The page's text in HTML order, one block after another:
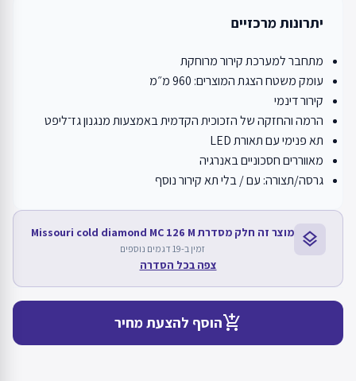
יתרונות מרכזיים
מתחבר למערכת קירור מרוחקת
עומק משטח הצגת המוצרים: 960 מ״מ
קירור דינמי
הרמה והחזקה של הזכוכית הקדמית באמצעות מנגנון גז־ליפט
תא פנימי עם תאורת LED
מאווררים חסכוניים באנרגיה
גרסה/תצורה: עם / בלי תא קירור נוסף
layers מוצר זה חלק מסדרת Missouri cold diamond MC 126 M
זמין ב-19 דגמים נוספים
צפה בכל הסדרה
add_shopping_cartהוסף להצעת מחיר